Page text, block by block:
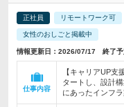
正社員 リモートワーク可
女性のおしごと掲載中
情報更新日：2026/07/17 終了
仕事内容
【キャリアUP支
タートし、設計
にあったインフ